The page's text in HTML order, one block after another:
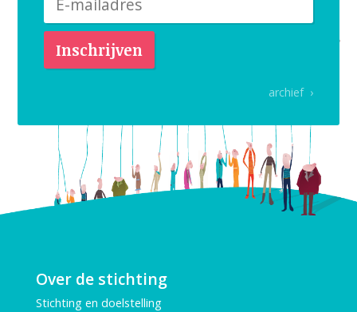
archief ›
Over de stichting
Stichting en doelstelling